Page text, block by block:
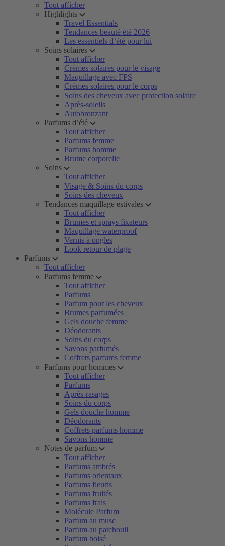
Tout afficher
Highlights
Travel Essentials
Tendances beauté été 2026
Les essentiels d’été pour lui
Soins solaires
Tout afficher
Crèmes solaires pour le visage
Maquillage avec FPS
Crèmes solaires pour le corps
Soins des cheveux avec protection solaire
Après-soleils
Autobronzant
Parfums d’été
Tout afficher
Parfums femme
Parfums homme
Brume corporelle
Soins
Tout afficher
Visage & Soins du corps
Soins des cheveux
Tendances maquillage estivales
Tout afficher
Brumes et sprays fixateurs
Maquillage waterproof
Vernis à ongles
Look retour de plage
Parfums
Tout afficher
Parfums femme
Tout afficher
Parfums
Parfum pour les cheveux
Brumes parfumées
Gels douche femme
Déodorants
Soins du corps
Savons parfumés
Coffrets parfums femme
Parfums pour hommes
Tout afficher
Parfums
Après-rasages
Soins du corps
Gels douche homme
Déodorants
Coffrets parfums homme
Savons homme
Notes de parfum
Tout afficher
Parfums ambrés
Parfums orientaux
Parfums fleuris
Parfums fruités
Parfums frais
Molécule Parfum
Parfum au musc
Parfum au patchouli
Parfum boisé